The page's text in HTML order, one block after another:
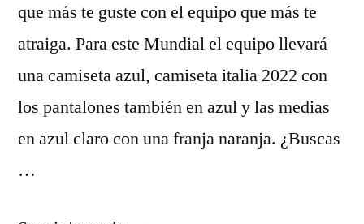
que más te guste con el equipo que más te
atraiga. Para este Mundial el equipo llevará
una camiseta azul, camiseta italia 2022 con
los pantalones también en azul y las medias
en azul claro con una franja naranja. ¿Buscas
…